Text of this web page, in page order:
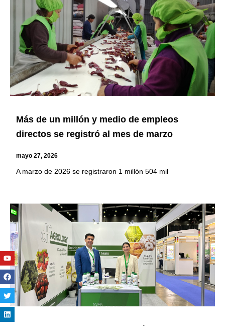
Más de un millón y medio de empleos
directos se registró al mes de marzo
mayo 27, 2026
A marzo de 2026 se registraron 1 millón 504 mil
Youtube
Facebook
Twitter
Linkedin
Instagram